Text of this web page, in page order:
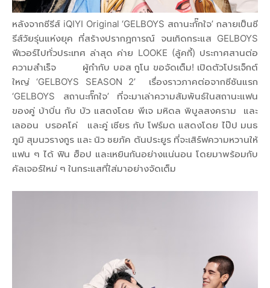
หลังจากซีรีส์ iQIYI Original ‘GELBOYS สถานะกั๊กใจ’ กลายเป็นซี
รีส์วัยรุ่นแห่งยุค ที่สร้างปรากฏการณ์ จนเกิดกระแส GELBOYS
ฟีเวอร์ไปทั่วประเทศ ล่าสุด ค่าย LOOKE (ลู้คกี้) ประกาศสานต่อ
ความสำเร็จ ผู้กำกับ บอส กูโน ขอจัดเต็ม! เปิดตัวโปรเจ็กต์
ใหญ่ ‘GELBOYS SEASON 2’ เรื่องราวภาคต่อจากซีซันแรก
‘GELBOYS สถานะกั๊กใจ’ ที่จะมาเล่าความสัมพันธ์ในสถานะแฟน
ของคู่ บ้าบิ่น กับ บัว แสดงโดย พีเจ มหิดล พิบูลสงคราม และ
เลออน บรอคโค่ และคู่ เชียร กับ โฟร์มด แสดงโดย ไป๊ป มนธ
ภูมิ สุมนวรางกูร และ นิว ชยภัค ตันประยูร ที่จะเสิร์ฟความหวานให้
แฟน ๆ ได้ ฟิน ฮ็อป และเหยินกันอย่างแน่นอน โดยมาพร้อมกับ
คัลเจอร์ใหม่ ๆ ในกระแสที่ใส่มาอย่างจัดเต็ม